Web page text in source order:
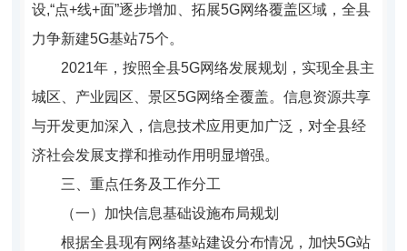
设,“点+线+面”逐步增加、拓展5G网络覆盖区域，全县
力争新建5G基站75个。
2021年，按照全县5G网络发展规划，实现全县主
城区、产业园区、景区5G网络全覆盖。信息资源共享
与开发更加深入，信息技术应用更加广泛，对全县经
济社会发展支撑和推动作用明显增强。
三、重点任务及工作分工
（一）加快信息基础设施布局规划
根据全县现有网络基站建设分布情况，加快5G站